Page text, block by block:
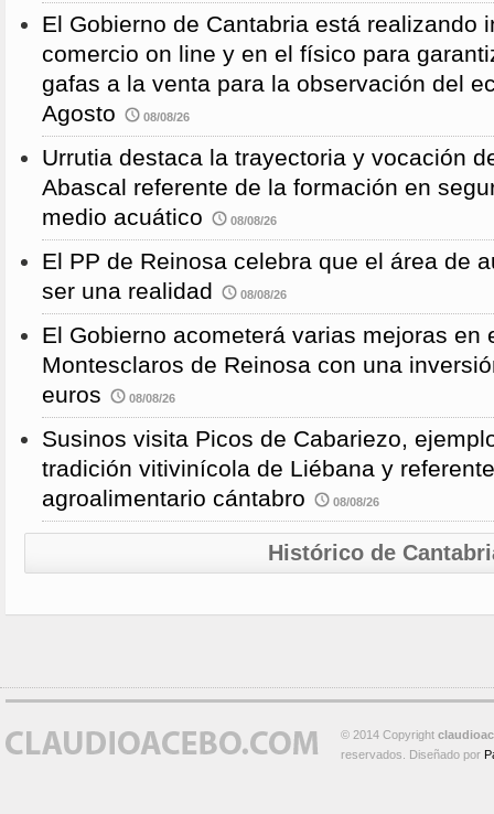
El Gobierno de Cantabria está realizando
comercio on line y en el físico para
gafas a la venta para la observación del
Agosto
08/08/26
Urrutia destaca la trayectoria y vocación
Abascal referente de la formación en
medio acuático
08/08/26
El PP de Reinosa celebra que el área de
ser una realidad
08/08/26
El Gobierno acometerá varias mejoras en
Montesclaros de Reinosa con una
euros
08/08/26
Susinos visita Picos de Cabariezo,
tradición vitivinícola de Liébana y
agroalimentario cántabro
08/08/26
Histórico de
© 2014 Copyright
reservados. Diseñado por